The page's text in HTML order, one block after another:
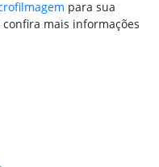
para sua
confira mais informações